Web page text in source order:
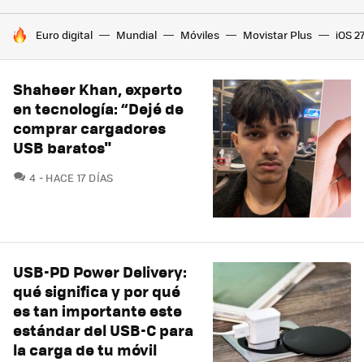
HOY SE HABLA DE
Euro digital Mundial Móviles Movistar Plus iOS 27
Shaheer Khan, experto
en tecnología: “Dejé de
comprar cargadores
USB baratos"
4 COMENTARIOS
HACE 17 DÍAS
USB-PD Power Delivery:
qué significa y por qué
es tan importante este
estándar del USB-C para
la carga de tu móvil